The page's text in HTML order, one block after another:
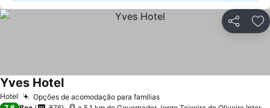
Partilhar
Hotel Opções de acomodação para famíliasVer preços
Yves HotelVer preços